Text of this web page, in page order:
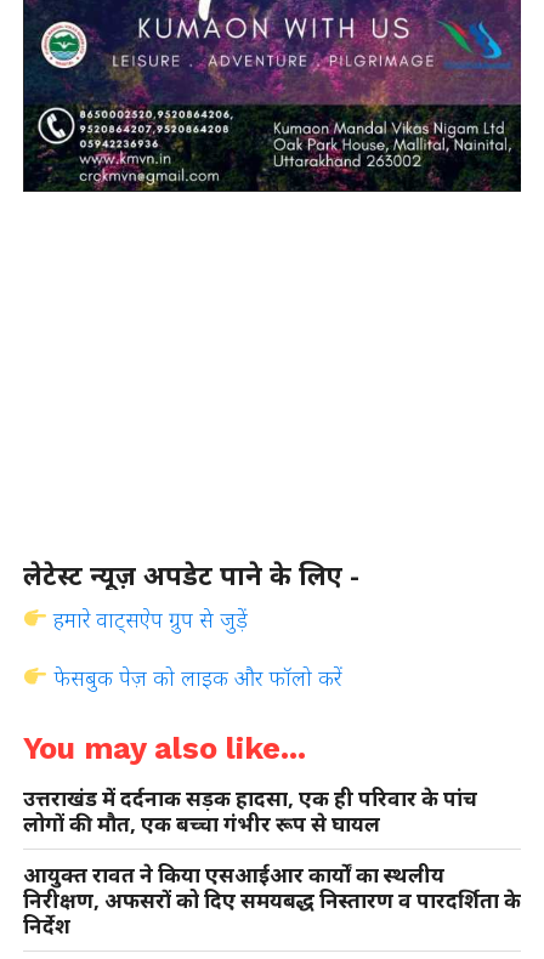
लेटेस्ट न्यूज़ अपडेट पाने के लिए -
हमारे वाट्सऐप ग्रुप से जुड़ें
फेसबुक पेज़ को लाइक और फॉलो करें
You may also like...
उत्तराखंड में दर्दनाक सड़क हादसा, एक ही परिवार के पांच
लोगों की मौत, एक बच्चा गंभीर रूप से घायल
आयुक्त रावत ने किया एसआईआर कार्यों का स्थलीय
निरीक्षण, अफसरों को दिए समयबद्ध निस्तारण व पारदर्शिता के
निर्देश